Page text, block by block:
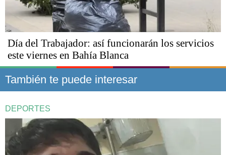
Día del Trabajador: así funcionarán los servicios
este viernes en Bahía Blanca
También te puede interesar
DEPORTES